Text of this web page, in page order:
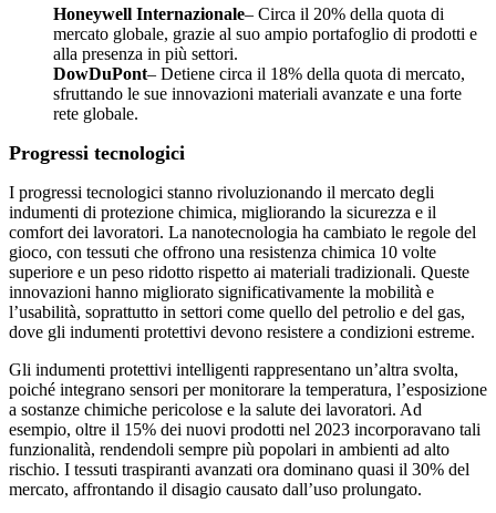
Honeywell Internazionale– Circa il 20% della quota di
mercato globale, grazie al suo ampio portafoglio di prodotti e
alla presenza in più settori.
DowDuPont– Detiene circa il 18% della quota di mercato,
sfruttando le sue innovazioni materiali avanzate e una forte
rete globale.
Progressi tecnologici
I progressi tecnologici stanno rivoluzionando il mercato degli
indumenti di protezione chimica, migliorando la sicurezza e il
comfort dei lavoratori. La nanotecnologia ha cambiato le regole del
gioco, con tessuti che offrono una resistenza chimica 10 volte
superiore e un peso ridotto rispetto ai materiali tradizionali. Queste
innovazioni hanno migliorato significativamente la mobilità e
l’usabilità, soprattutto in settori come quello del petrolio e del gas,
dove gli indumenti protettivi devono resistere a condizioni estreme.
Gli indumenti protettivi intelligenti rappresentano un’altra svolta,
poiché integrano sensori per monitorare la temperatura, l’esposizione
a sostanze chimiche pericolose e la salute dei lavoratori. Ad
esempio, oltre il 15% dei nuovi prodotti nel 2023 incorporavano tali
funzionalità, rendendoli sempre più popolari in ambienti ad alto
rischio. I tessuti traspiranti avanzati ora dominano quasi il 30% del
mercato, affrontando il disagio causato dall’uso prolungato.